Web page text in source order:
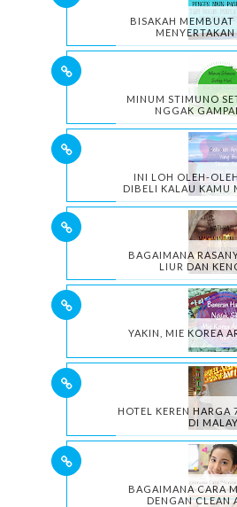
BISAKAH MEMBUAT
MENYERTAKAN
MINUM STIMUNO
NGGAK
INI LOH OLEH-
DIBELI KALAU KAMU
BAGAIMANA
LIUR DAN
YAKIN, MIE KOREA
HOTEL KEREN HARGA
DI
BAGAIMANA CARA
DENGAN CLEAN